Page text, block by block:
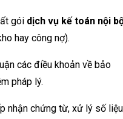
gói dịch vụ kế toán nội
hay công nợ).
các điều khoản về bảo
pháp lý.
nhận chứng từ, xử lý số liệu